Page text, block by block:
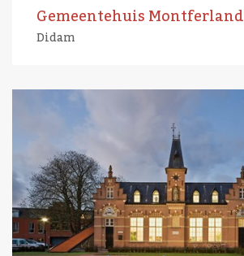
Gemeentehuis Montferland
Didam